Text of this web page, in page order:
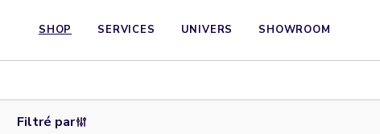
SHOP SERVICES UNIVERS SHOWROOM
Filtré par